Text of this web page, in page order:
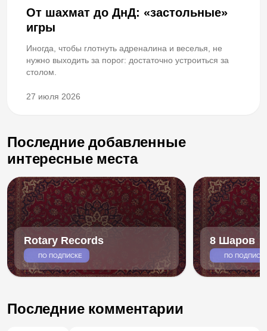
От шахмат до ДнД: «застольные»
игры
Иногда, чтобы глотнуть адреналина и веселья, не
нужно выходить за порог: достаточно устроиться за
столом.
27 июля 2026
Последние добавленные
интересные места
Rotary Records
ПО ПОДПИСКЕ
8 Шаров
ПО
Последние комментарии